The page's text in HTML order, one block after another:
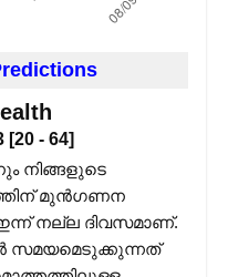
[20 - 64]
നിങ്ങളുടെ
മുൻഗണന
നല്ല ദിവസമാണ്.
സമയമെടുക്കുന്നത്